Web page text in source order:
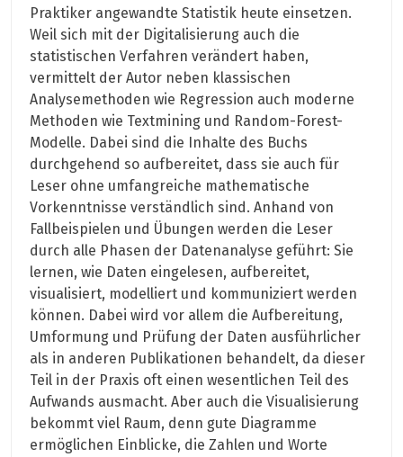
Praktiker angewandte Statistik heute einsetzen.
Weil sich mit der Digitalisierung auch die
statistischen Verfahren verändert haben,
vermittelt der Autor neben klassischen
Analysemethoden wie Regression auch moderne
Methoden wie Textmining und Random-Forest-
Modelle. Dabei sind die Inhalte des Buchs
durchgehend so aufbereitet, dass sie auch für
Leser ohne umfangreiche mathematische
Vorkenntnisse verständlich sind. Anhand von
Fallbeispielen und Übungen werden die Leser
durch alle Phasen der Datenanalyse geführt: Sie
lernen, wie Daten eingelesen, aufbereitet,
visualisiert, modelliert und kommuniziert werden
können. Dabei wird vor allem die Aufbereitung,
Umformung und Prüfung der Daten ausführlicher
als in anderen Publikationen behandelt, da dieser
Teil in der Praxis oft einen wesentlichen Teil des
Aufwands ausmacht. Aber auch die Visualisierung
bekommt viel Raum, denn gute Diagramme
ermöglichen Einblicke, die Zahlen und Worte